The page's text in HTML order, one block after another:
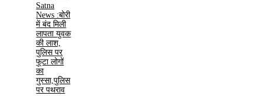
Satna
News :बोरी
में बंद मिली
लापता युवक
की लाश,
पुलिस पर
फूटा लोगों
का
गुस्सा,पुलिस
पर पथराव